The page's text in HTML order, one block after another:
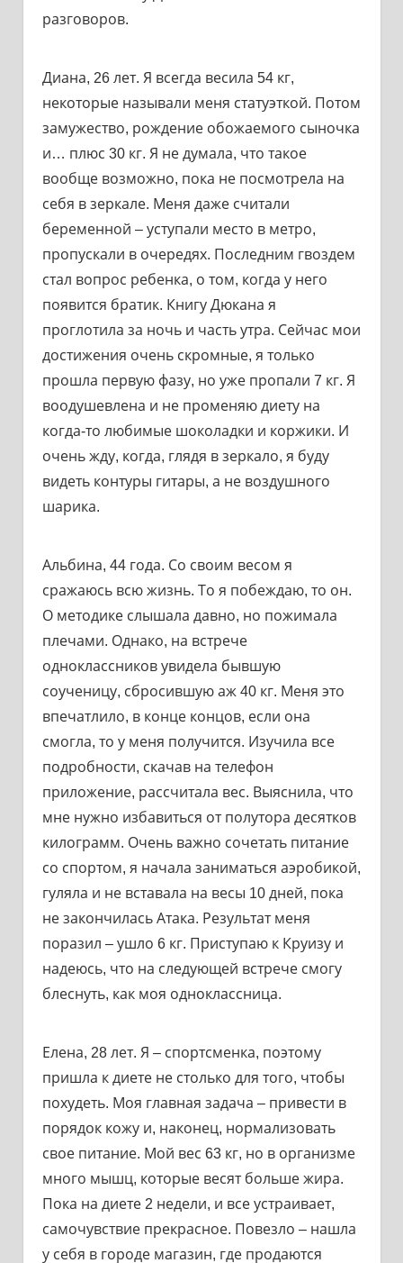
разговоров.
Диана, 26 лет. Я всегда весила 54 кг,
некоторые называли меня статуэткой. Потом
замужество, рождение обожаемого сыночка
и… плюс 30 кг. Я не думала, что такое
вообще возможно, пока не посмотрела на
себя в зеркале. Меня даже считали
беременной – уступали место в метро,
пропускали в очередях. Последним гвоздем
стал вопрос ребенка, о том, когда у него
появится братик. Книгу Дюкана я
проглотила за ночь и часть утра. Сейчас мои
достижения очень скромные, я только
прошла первую фазу, но уже пропали 7 кг. Я
воодушевлена и не променяю диету на
когда-то любимые шоколадки и коржики. И
очень жду, когда, глядя в зеркало, я буду
видеть контуры гитары, а не воздушного
шарика.
Альбина, 44 года. Со своим весом я
сражаюсь всю жизнь. То я побеждаю, то он.
О методике слышала давно, но пожимала
плечами. Однако, на встрече
одноклассников увидела бывшую
соученицу, сбросившую аж 40 кг. Меня это
впечатлило, в конце концов, если она
смогла, то у меня получится. Изучила все
подробности, скачав на телефон
приложение, рассчитала вес. Выяснила, что
мне нужно избавиться от полутора десятков
килограмм. Очень важно сочетать питание
со спортом, я начала заниматься аэробикой,
гуляла и не вставала на весы 10 дней, пока
не закончилась Атака. Результат меня
поразил – ушло 6 кг. Приступаю к Круизу и
надеюсь, что на следующей встрече смогу
блеснуть, как моя одноклассница.
Елена, 28 лет. Я – спортсменка, поэтому
пришла к диете не столько для того, чтобы
похудеть. Моя главная задача – привести в
порядок кожу и, наконец, нормализовать
свое питание. Мой вес 63 кг, но в организме
много мышц, которые весят больше жира.
Пока на диете 2 недели, и все устраивает,
самочувствие прекрасное. Повезло – нашла
у себя в городе магазин, где продаются